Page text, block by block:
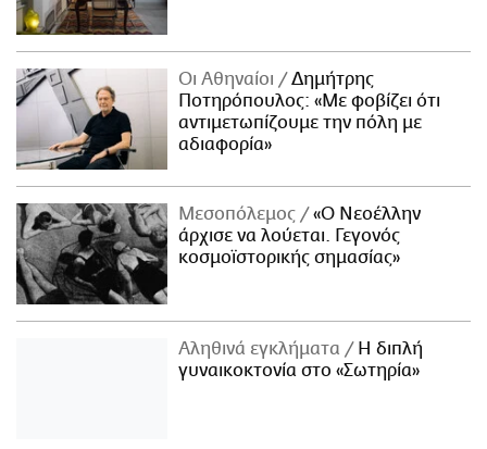
Οι Αθηναίοι
Δημήτρης
Ποτηρόπουλος: «Με φοβίζει ότι
αντιμετωπίζουμε την πόλη με
αδιαφορία»
Μεσοπόλεμος
«Ο Νεοέλλην
άρχισε να λούεται. Γεγονός
κοσμοϊστορικής σημασίας»
Αληθινά εγκλήματα
Η διπλή
γυναικοκτονία στο «Σωτηρία»